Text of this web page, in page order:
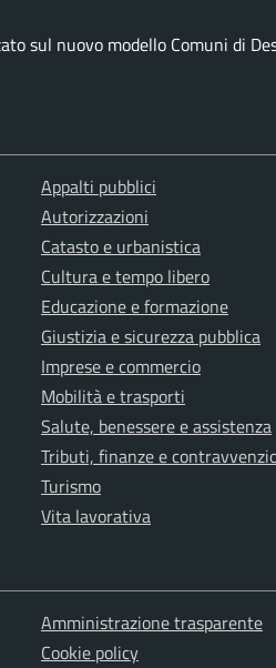
sul nuovo modello Comuni di
Appalti pubblici
Autorizzazioni
Catasto e urbanistica
Cultura e tempo libero
Educazione e formazione
Giustizia e sicurezza pubblica
Imprese e commercio
Mobilità e trasporti
Salute, benessere e assistenza
Tributi, finanze e
Turismo
Vita lavorativa
Amministrazione trasparente
Cookie policy